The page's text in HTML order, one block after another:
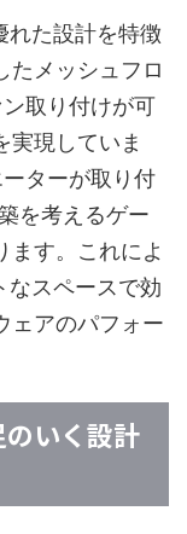
れた設計を特徴
たメッシュフロ
取り付けが可
実現していま
ターが取り付
を考えるゲー
ます。これによ
なスペースで効
ェアのパフォー
いく設計